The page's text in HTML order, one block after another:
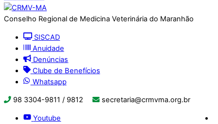
Conselho Regional de Medicina Veterinária do Maranhão
SISCAD
Anuidade
Denúncias
Clube de Benefícios
Whatsapp
98 3304-9811 / 9812 secretaria@crmvma.org.br
Youtube